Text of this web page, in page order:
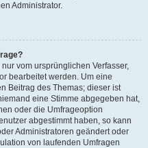
Administrator.
vom ursprünglichen Verfasser,
bearbeitet werden. Um eine
Beitrag des Themas; dieser ist
eine Stimme abgegeben hat,
oder die Umfrageoption
abgestimmt haben, so kann
Administratoren geändert oder
von laufenden Umfragen